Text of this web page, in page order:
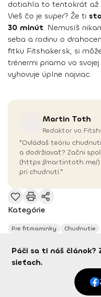
dotiahla to tentokrát až
Vieš čo je super? Že ti
30 minút. Nemusíš
seba a rodinu o
fitku Fitshaker.sk, si
trénermi priamo vo
vyhovuje úplne najviac.
Martin Toth
Redaktor vo
"Ovládaš teóriu
a dodržiavať? Začni
(https://martintoth.me/
pri chudnutí."
Kategórie
Pre fitmaminky Chudnutie
Páči sa ti náš článok?
sieťach.